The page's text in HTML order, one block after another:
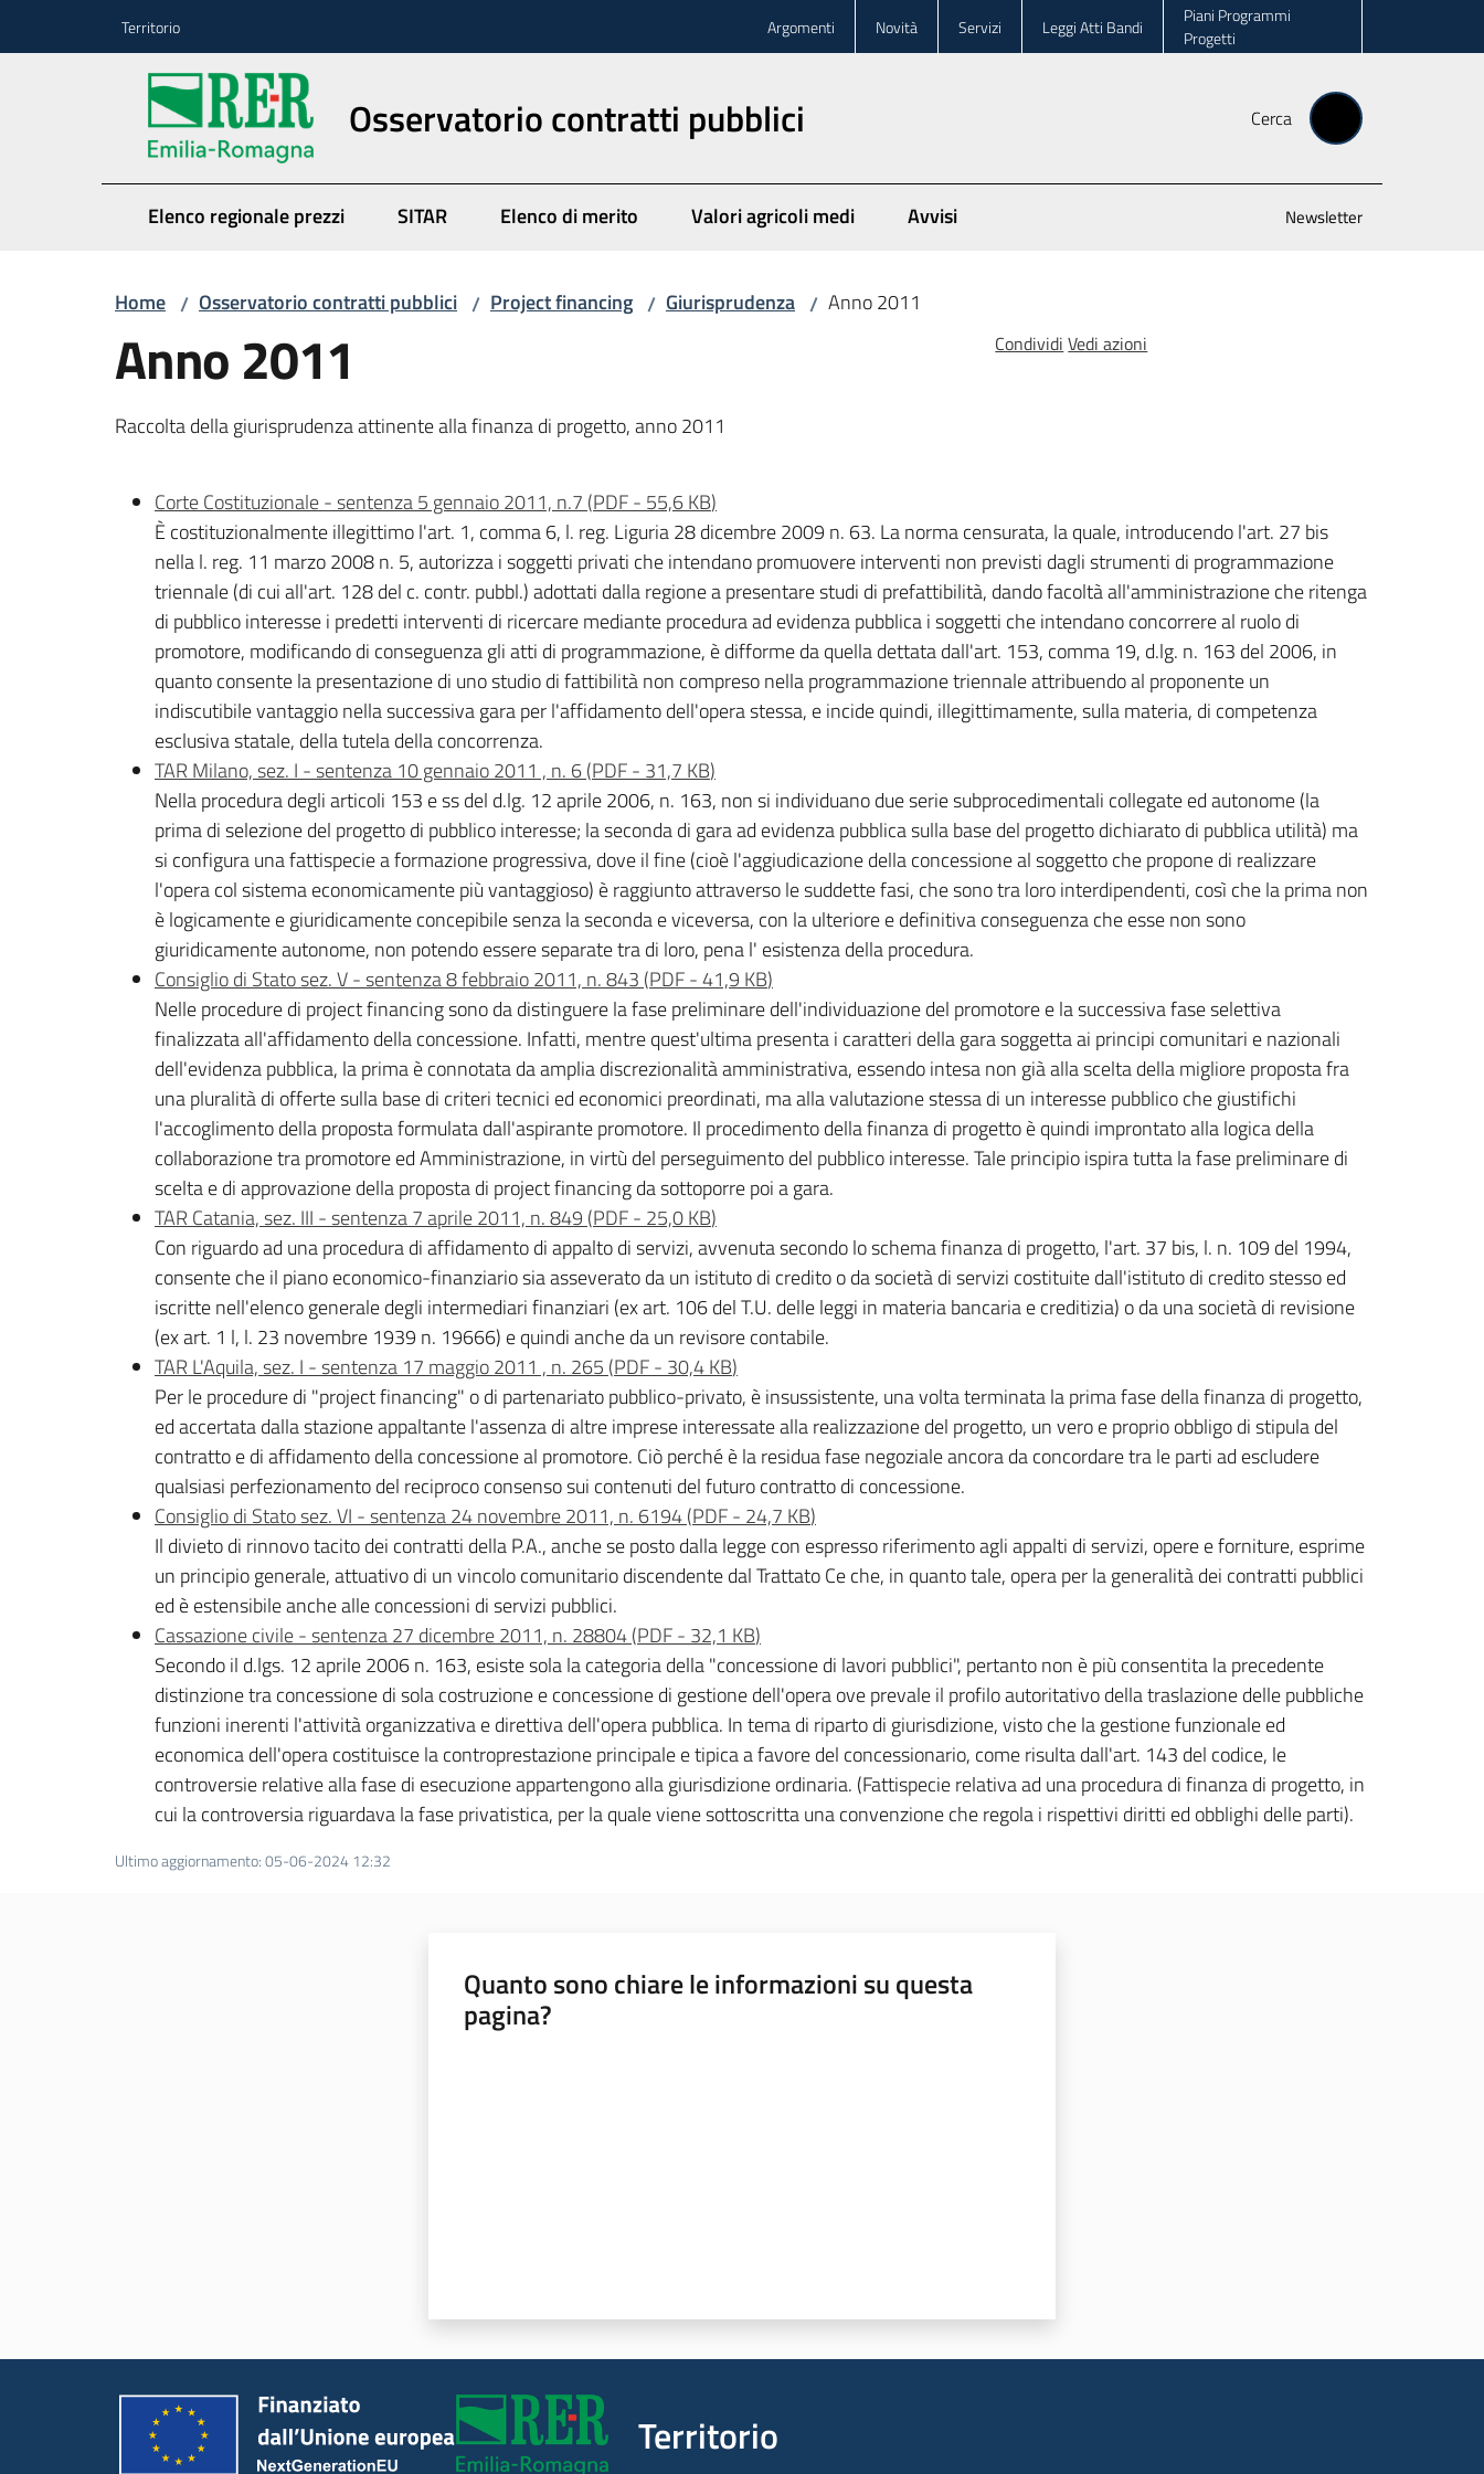
Territorio Argomenti Novità Servizi Leggi Atti Bandi
Piani Programmi
Progetti
Osservatorio contratti pubblici Cerca
Elenco regionale prezzi SITAR Elenco di merito Valori agricoli medi Avvisi Newsletter
Home / Osservatorio contratti pubblici / Project financing / Giurisprudenza / Anno 2011
Anno 2011
Raccolta della giurisprudenza attinente alla finanza di progetto, anno 2011
Condividi Vedi azioni
Corte Costituzionale - sentenza 5 gennaio 2011, n.7 (PDF- 55,6 KB)
È costituzionalmente illegittimo l'art. 1, comma 6, l. reg. Liguria 28 dicembre 2009 n. 63. La norma censurata, la quale, introducendo l'art. 27 bis
nella l. reg. 11 marzo 2008 n. 5, autorizza i soggetti privati che intendano promuovere interventi non previsti dagli strumenti di programmazione
triennale (di cui all'art. 128 del c. contr. pubbl.) adottati dalla regione a presentare studi di prefattibilità, dando facoltà all'amministrazione che ritenga
di pubblico interesse i predetti interventi di ricercare mediante procedura ad evidenza pubblica i soggetti che intendano concorrere al ruolo di
promotore, modificando di conseguenza gli atti di programmazione, è difforme da quella dettata dall'art. 153, comma 19, d.lg. n. 163 del 2006, in
quanto consente la presentazione di uno studio di fattibilità non compreso nella programmazione triennale attribuendo al proponente un
indiscutibile vantaggio nella successiva gara per l'affidamento dell'opera stessa, e incide quindi, illegittimamente, sulla materia, di competenza
esclusiva statale, della tutela della concorrenza.
TAR Milano, sez. I - sentenza 10 gennaio 2011 , n. 6(PDF- 31,7 KB)
Nella procedura degli articoli 153 e ss del d.lg. 12 aprile 2006, n. 163, non si individuano due serie subprocedimentali collegate ed autonome (la
prima di selezione del progetto di pubblico interesse; la seconda di gara ad evidenza pubblica sulla base del progetto dichiarato di pubblica utilità) ma
si configura una fattispecie a formazione progressiva, dove il fine (cioè l'aggiudicazione della concessione al soggetto che propone di realizzare
l'opera col sistema economicamente più vantaggioso) è raggiunto attraverso le suddette fasi, che sono tra loro interdipendenti, così che la prima non
è logicamente e giuridicamente concepibile senza la seconda e viceversa, con la ulteriore e definitiva conseguenza che esse non sono
giuridicamente autonome, non potendo essere separate tra di loro, pena l' esistenza della procedura.
Consiglio di Stato sez. V - sentenza 8 febbraio 2011, n. 843 (PDF-41,9 KB)
Nelle procedure di project financing sono da distinguere la fase preliminare dell'individuazione del promotore e la successiva fase selettiva
finalizzata all'affidamento della concessione. Infatti, mentre quest'ultima presenta i caratteri della gara soggetta ai principi comunitari e nazionali
dell'evidenza pubblica, la prima è connotata da amplia discrezionalità amministrativa, essendo intesa non già alla scelta della migliore proposta fra
una pluralità di offerte sulla base di criteri tecnici ed economici preordinati, ma alla valutazione stessa di un interesse pubblico che giustifichi
l'accoglimento della proposta formulata dall'aspirante promotore. Il procedimento della finanza di progetto è quindi improntato alla logica della
collaborazione tra promotore ed Amministrazione, in virtù del perseguimento del pubblico interesse. Tale principio ispira tutta la fase preliminare di
scelta e di approvazione della proposta di project financing da sottoporre poi a gara.
TAR Catania, sez. III - sentenza 7 aprile 2011, n. 849 (PDF- 25,0 KB)
Con riguardo ad una procedura di affidamento di appalto di servizi, avvenuta secondo lo schema finanza di progetto, l'art. 37 bis, l. n. 109 del 1994,
consente che il piano economico-finanziario sia asseverato da un istituto di credito o da società di servizi costituite dall'istituto di credito stesso ed
iscritte nell'elenco generale degli intermediari finanziari (ex art. 106 del T.U. delle leggi in materia bancaria e creditizia) o da una società di revisione
(ex art. 1 l, l. 23 novembre 1939 n. 19666) e quindi anche da un revisore contabile.
TAR L'Aquila, sez. I - sentenza 17 maggio 2011 , n. 265 (PDF- 30,4 KB)
Per le procedure di "project financing" o di partenariato pubblico-privato, è insussistente, una volta terminata la prima fase della finanza di progetto,
ed accertata dalla stazione appaltante l'assenza di altre imprese interessate alla realizzazione del progetto, un vero e proprio obbligo di stipula del
contratto e di affidamento della concessione al promotore. Ciò perché è la residua fase negoziale ancora da concordare tra le parti ad escludere
qualsiasi perfezionamento del reciproco consenso sui contenuti del futuro contratto di concessione.
Consiglio di Stato sez. VI - sentenza 24 novembre 2011, n. 6194(PDF- 24,7 KB)
Il divieto di rinnovo tacito dei contratti della P.A., anche se posto dalla legge con espresso riferimento agli appalti di servizi, opere e forniture, esprime
un principio generale, attuativo di un vincolo comunitario discendente dal Trattato Ce che, in quanto tale, opera per la generalità dei contratti pubblici
ed è estensibile anche alle concessioni di servizi pubblici.
Cassazione civile - sentenza 27 dicembre 2011, n. 28804(PDF- 32,1 KB)
Secondo il d.lgs. 12 aprile 2006 n. 163, esiste sola la categoria della "concessione di lavori pubblici", pertanto non è più consentita la precedente
distinzione tra concessione di sola costruzione e concessione di gestione dell'opera ove prevale il profilo autoritativo della traslazione delle pubbliche
funzioni inerenti l'attività organizzativa e direttiva dell'opera pubblica. In tema di riparto di giurisdizione, visto che la gestione funzionale ed
economica dell'opera costituisce la controprestazione principale e tipica a favore del concessionario, come risulta dall'art. 143 del codice, le
controversie relative alla fase di esecuzione appartengono alla giurisdizione ordinaria. (Fattispecie relativa ad una procedura di finanza di progetto, in
cui la controversia riguardava la fase privatistica, per la quale viene sottoscritta una convenzione che regola i rispettivi diritti ed obblighi delle parti).
Ultimo aggiornamento:05-06-2024 12:32
Quanto sono chiare le informazioni su questa
pagina?
Territorio